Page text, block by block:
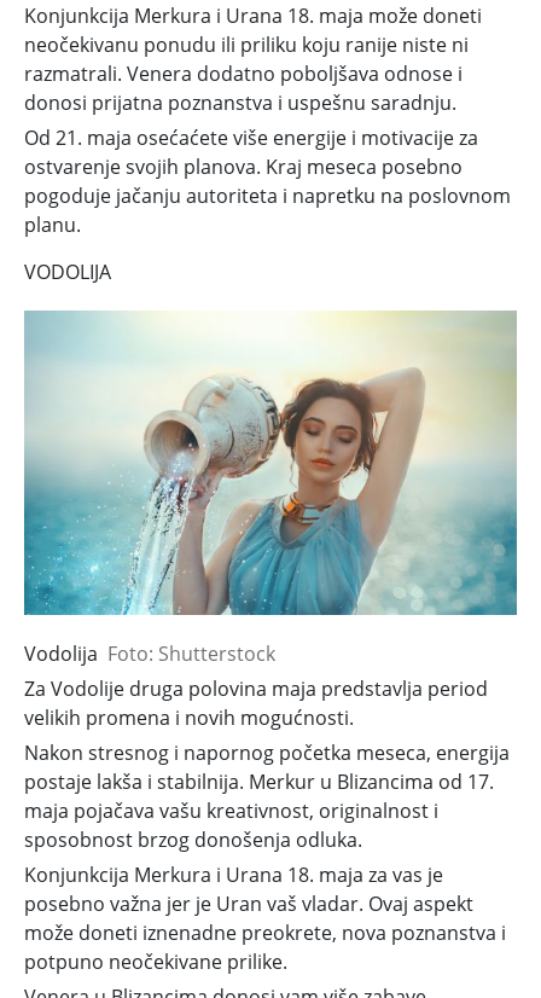
Konjunkcija Merkura i Urana 18. maja može doneti
neočekivanu ponudu ili priliku koju ranije niste ni
razmatrali. Venera dodatno poboljšava odnose i
donosi prijatna poznanstva i uspešnu saradnju.
Od 21. maja osećaćete više energije i motivacije za
ostvarenje svojih planova. Kraj meseca posebno
pogoduje jačanju autoriteta i napretku na poslovnom
planu.
VODOLIJA
Vodolija Foto: Shutterstock
Za Vodolije druga polovina maja predstavlja period
velikih promena i novih mogućnosti.
Nakon stresnog i napornog početka meseca, energija
postaje lakša i stabilnija. Merkur u Blizancima od 17.
maja pojačava vašu kreativnost, originalnost i
sposobnost brzog donošenja odluka.
Konjunkcija Merkura i Urana 18. maja za vas je
posebno važna jer je Uran vaš vladar. Ovaj aspekt
može doneti iznenadne preokrete, nova poznanstva i
potpuno neočekivane prilike.